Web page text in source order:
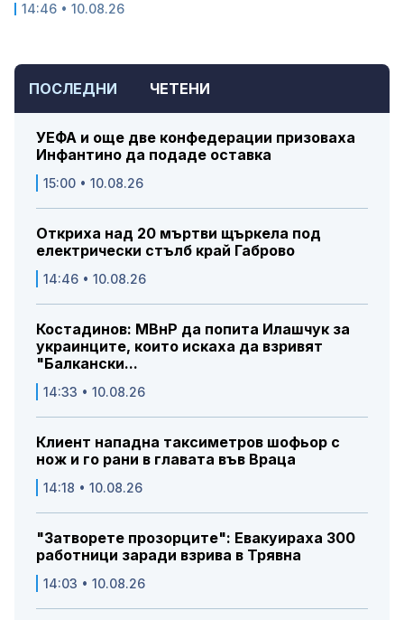
ПОСЛЕДНИ ЧЕТЕНИ
УЕФА и още две конфедерации призоваха
Инфантино да подаде оставка
15:00 • 10.08.26
Откриха над 20 мъртви щъркела под
електрически стълб край Габрово
14:46 • 10.08.26
Костадинов: МВнР да попита Илашчук за
украинците, които искаха да взривят
"Балкански...
14:33 • 10.08.26
Клиент нападна таксиметров шофьор с
нож и го рани в главата във Враца
14:18 • 10.08.26
"Затворете прозорците": Евакуираха 300
работници заради взрива в Трявна
14:03 • 10.08.26
14:46 • 10.08.26